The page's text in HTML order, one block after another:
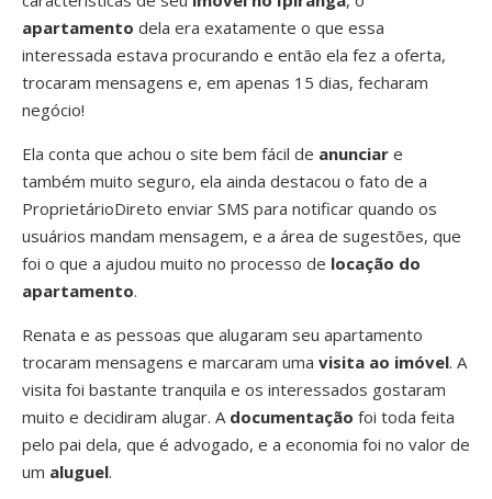
apartamento dela era exatamente o que essa
interessada estava procurando e então ela fez a oferta,
trocaram mensagens e, em apenas 15 dias, fecharam
negócio!
Ela conta que achou o site bem fácil de anunciar e
também muito seguro, ela ainda destacou o fato de a
ProprietárioDireto enviar SMS para notificar quando os
usuários mandam mensagem, e a área de sugestões, que
foi o que a ajudou muito no processo de locação do
apartamento.
Renata e as pessoas que alugaram seu apartamento
trocaram mensagens e marcaram uma visita ao imóvel. A
visita foi bastante tranquila e os interessados gostaram
muito e decidiram alugar. A documentação foi toda feita
pelo pai dela, que é advogado, e a economia foi no valor de
um aluguel.